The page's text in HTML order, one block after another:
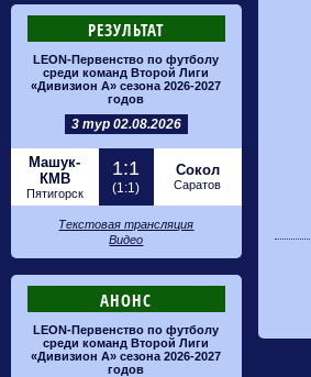
РЕЗУЛЬТАТ
LEON-Первенство по футболу
среди команд Второй Лиги
«Дивизион А» сезона 2026-2027
годов
3 тур 02.08.2026
Машук-
КМВ
Пятигорск
1:1
(1:1)
Сокол
Саратов
Текстовая трансляция
Видео
АНОНС
LEON-Первенство по футболу
среди команд Второй Лиги
«Дивизион А» сезона 2026-2027
годов